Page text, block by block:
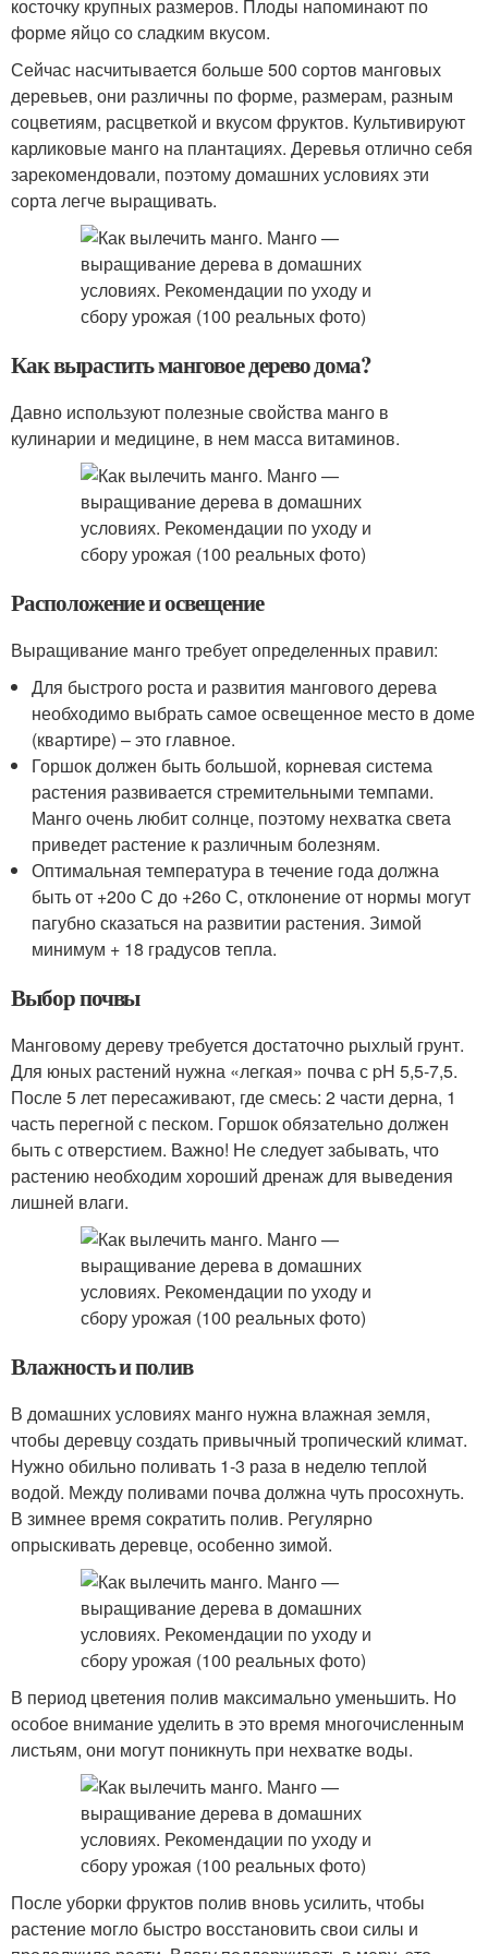
косточку крупных размеров. Плоды напоминают по
форме яйцо со сладким вкусом.
Сейчас насчитывается больше 500 сортов манговых
деревьев, они различны по форме, размерам, разным
соцветиям, расцветкой и вкусом фруктов. Культивируют
карликовые манго на плантациях. Деревья отлично себя
зарекомендовали, поэтому домашних условиях эти
сорта легче выращивать.
Как вырастить манговое дерево дома?
Давно используют полезные свойства манго в
кулинарии и медицине, в нем масса витаминов.
Расположение и освещение
Выращивание манго требует определенных правил:
Для быстрого роста и развития мангового дерева
необходимо выбрать самое освещенное место в доме
(квартире) – это главное.
Горшок должен быть большой, корневая система
растения развивается стремительными темпами.
Манго очень любит солнце, поэтому нехватка света
приведет растение к различным болезням.
Оптимальная температура в течение года должна
быть от +20о С до +26о С, отклонение от нормы могут
пагубно сказаться на развитии растения. Зимой
минимум + 18 градусов тепла.
Выбор почвы
Манговому дереву требуется достаточно рыхлый грунт.
Для юных растений нужна «легкая» почва с pH 5,5-7,5.
После 5 лет пересаживают, где смесь: 2 части дерна, 1
часть перегной с песком. Горшок обязательно должен
быть с отверстием. Важно! Не следует забывать, что
растению необходим хороший дренаж для выведения
лишней влаги.
Влажность и полив
В домашних условиях манго нужна влажная земля,
чтобы деревцу создать привычный тропический климат.
Нужно обильно поливать 1-3 раза в неделю теплой
водой. Между поливами почва должна чуть просохнуть.
В зимнее время сократить полив. Регулярно
опрыскивать деревце, особенно зимой.
В период цветения полив максимально уменьшить. Но
особое внимание уделить в это время многочисленным
листьям, они могут поникнуть при нехватке воды.
После уборки фруктов полив вновь усилить, чтобы
растение могло быстро восстановить свои силы и